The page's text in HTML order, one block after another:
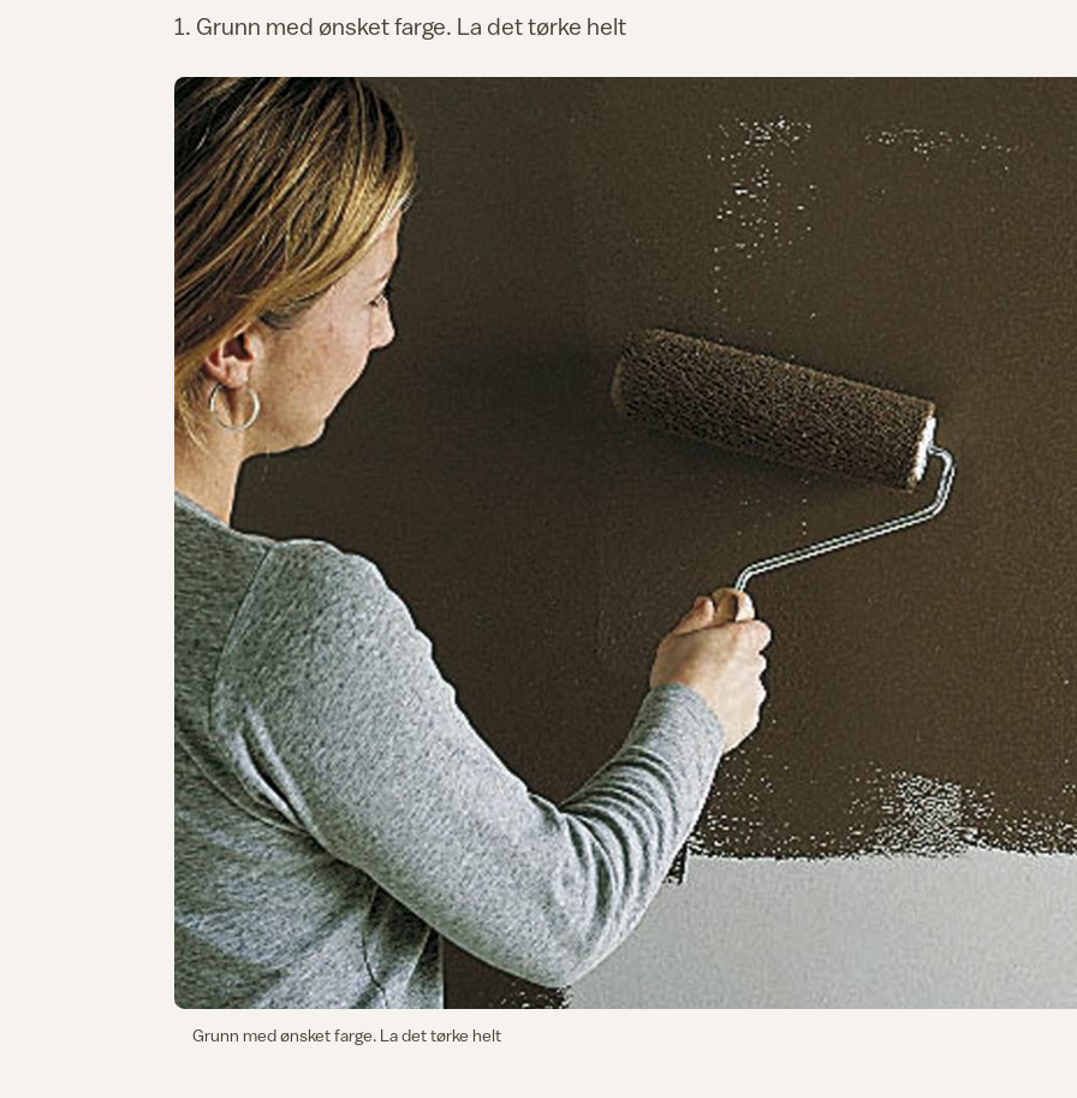
1. Grunn med ønsket farge. La det tørke helt
Grunn med ønsket farge. La det tørke helt